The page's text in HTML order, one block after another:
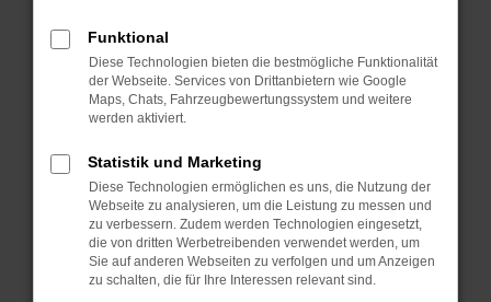
Starte dein Gerät neu.
Das kann manchmal helfen, vorübergehende
Probleme zu beheben.
Betriebssystem auf dem neuesten Stand
sind.
Veraltete Software birgt nicht nur ein
Sicherheitsrisiko, sondern kann auch dazu
führen, dass bestimmte Funktionen nicht mehr
unterstützt werden.
Funktional
Diese Technologien bieten die bestmögliche Funktionalität
der Webseite. Services von Drittanbietern wie Google
Maps, Chats, Fahrzeugbewertungssystem und weitere
werden aktiviert.
Statistik und Marketing
Diese Technologien ermöglichen es uns, die Nutzung der
Webseite zu analysieren, um die Leistung zu messen und
zu verbessern. Zudem werden Technologien eingesetzt,
die von dritten Werbetreibenden verwendet werden, um
Sie auf anderen Webseiten zu verfolgen und um Anzeigen
zu schalten, die für Ihre Interessen relevant sind.